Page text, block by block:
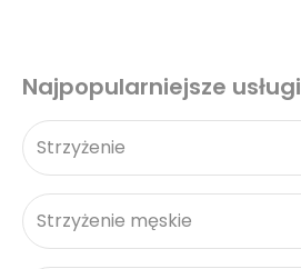
Najpopularniejsze usługi
Strzyżenie
Strzyżenie męskie